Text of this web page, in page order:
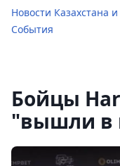
Новости Казахстана
События
Бойцы
"вышли в